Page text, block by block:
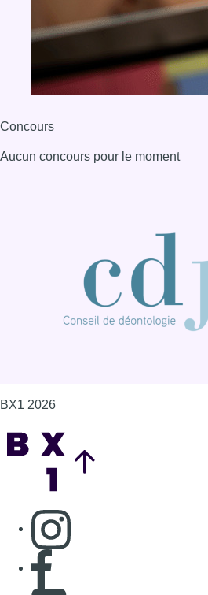
Concours
Aucun concours pour le moment
BX1 2026
Consulter page Instagram
Consulter page Facebook